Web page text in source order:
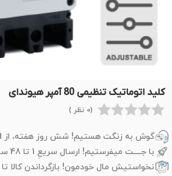
کلید اتوماتیک تنظیمی 80 آمپر هیوندای
(0 نظر )
گوش به زنگت هستیم! شش روز هفته، از 9 تا 21
با جــــت میفرستیم! ارسال سریعِ 1 تا 48 ساعته
نخواستیش مال خودمون! بازگرداندن کالا تا 7 روز